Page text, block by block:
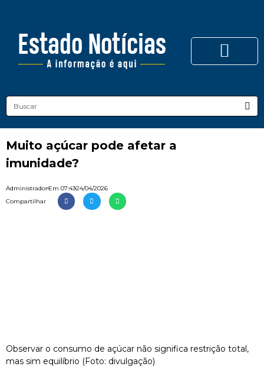
Muito açúcar pode afetar a
imunidade?
AdministradorEm 07:4324/04/2026
Compartilhar
Observar o consumo de açúcar não significa restrição total,
mas sim equilíbrio (Foto: divulgação)